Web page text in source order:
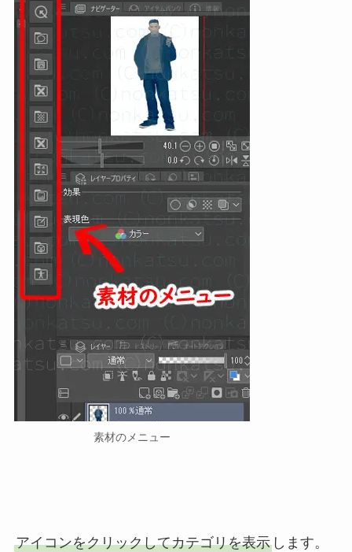
素材のメニュー
アイコンをクリックしてカテゴリを表示します。